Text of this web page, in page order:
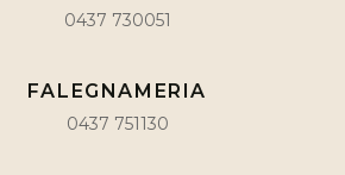
0437 730051
FALEGNAMERIA
0437 751130